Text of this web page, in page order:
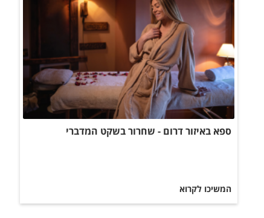
ספא באיזור דרום - שחרור בשקט המדברי
המשיכו לקרוא